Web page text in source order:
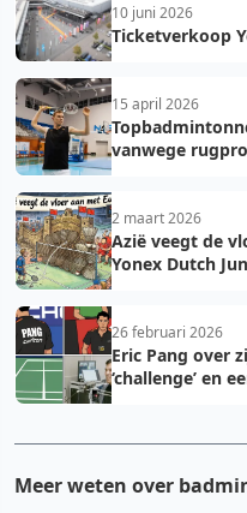
10 juni 2026
Ticketverkoop
15 april 2026
vanwege
2 maart 2026
Azië veegt de
Yonex Dutch
26 februari 2026
Eric Pang over
‘challenge’ en
Meer weten over